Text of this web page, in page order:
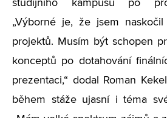
studijního kampusu po
„Výborné je, že jsem
projektů. Musím být schopen
konceptů po dotahování
prezentaci,“ dodal Roman
během stáže ujasní i téma